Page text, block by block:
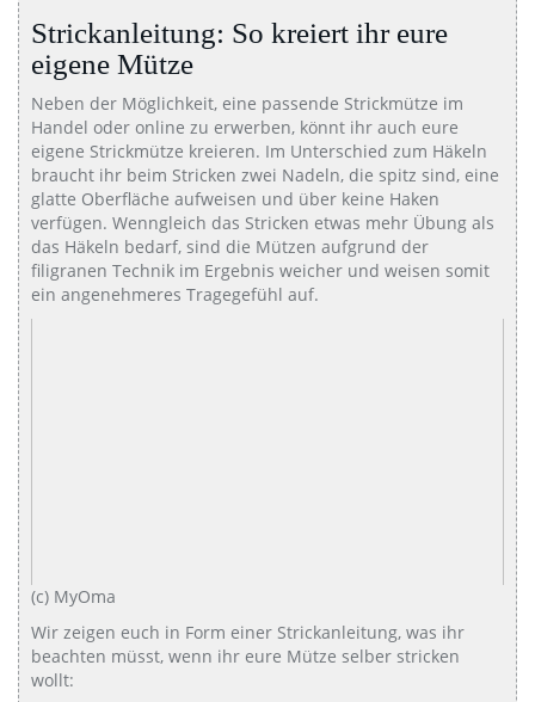
Strickanleitung: So kreiert ihr eure
eigene Mütze
Neben der Möglichkeit, eine passende Strickmütze im
Handel oder online zu erwerben, könnt ihr auch eure
eigene Strickmütze kreieren. Im Unterschied zum Häkeln
braucht ihr beim Stricken zwei Nadeln, die spitz sind, eine
glatte Oberfläche aufweisen und über keine Haken
verfügen. Wenngleich das Stricken etwas mehr Übung als
das Häkeln bedarf, sind die Mützen aufgrund der
filigranen Technik im Ergebnis weicher und weisen somit
ein angenehmeres Tragegefühl auf.
(c) MyOma
Wir zeigen euch in Form einer Strickanleitung, was ihr
beachten müsst, wenn ihr eure Mütze selber stricken
wollt: